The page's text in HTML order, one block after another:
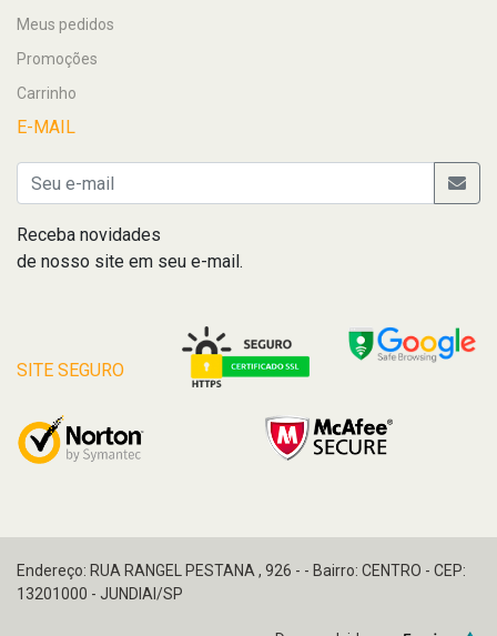
Meus pedidos
Promoções
Carrinho
E-MAIL
Receba novidades
de nosso site em seu e-mail.
SITE SEGURO
Endereço: RUA RANGEL PESTANA , 926 - - Bairro: CENTRO - CEP:
13201000 - JUNDIAI/SP